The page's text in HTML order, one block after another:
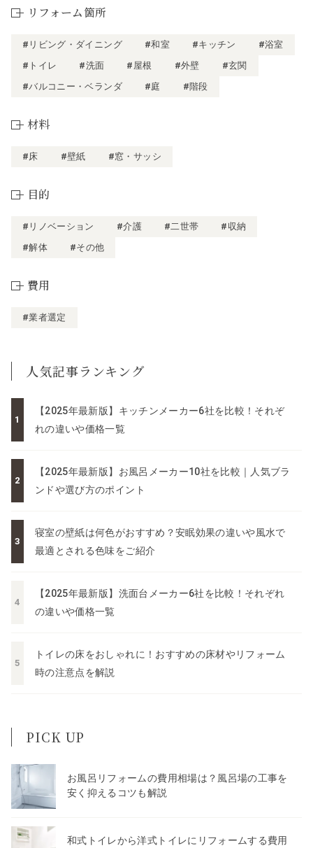
リフォーム箇所
#リビング・ダイニング #和室 #キッチン
#浴室
#トイレ
#洗面 #屋根 #外壁
#玄関
#バルコニー・ベランダ
#庭 #階段
材料
#床 #壁紙 #窓・サッシ
目的
#リノベーション #介護 #二世帯
#収納
#解体
#その他
費用
#業者選定
人気記事ランキング
【2025年最新版】キッチンメーカー6社を比較！それぞ
れの違いや価格一覧
【2025年最新版】お風呂メーカー10社を比較｜人気ブラ
ンドや選び方のポイント
寝室の壁紙は何色がおすすめ？安眠効果の違いや風水で
最適とされる色味をご紹介
【2025年最新版】洗面台メーカー6社を比較！それぞれ
の違いや価格一覧
トイレの床をおしゃれに！おすすめの床材やリフォーム
時の注意点を解説
PICK UP
お風呂リフォームの費用相場は？風呂場の工事を
安く抑えるコツも解説
和式トイレから洋式トイレにリフォームする費用